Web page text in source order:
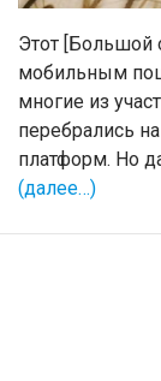
Этот [Большой
мобильным
многие из
перебрались
платформ. Но
(далее…)